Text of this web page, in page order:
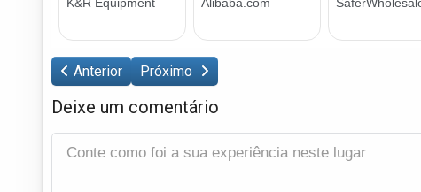
Anterior Próximo
Deixe um comentário